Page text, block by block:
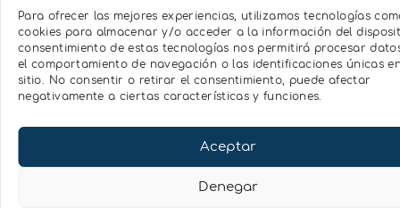
Para ofrecer las mejores experiencias, utilizamos tecnologías
cookies para almacenar y/o acceder a la información del
consentimiento de estas tecnologías nos permitirá procesar
el comportamiento de navegación o las identificaciones únicas
sitio. No consentir o retirar el consentimiento, puede afectar
negativamente a ciertas características y funciones.
Aceptar
Denegar
mantenimiento, y finalmente aprender a
interpretar los datos y tomar decisiones.
instalando sondas de humedad de suelo
Fecha de inicio y final de los riegos.